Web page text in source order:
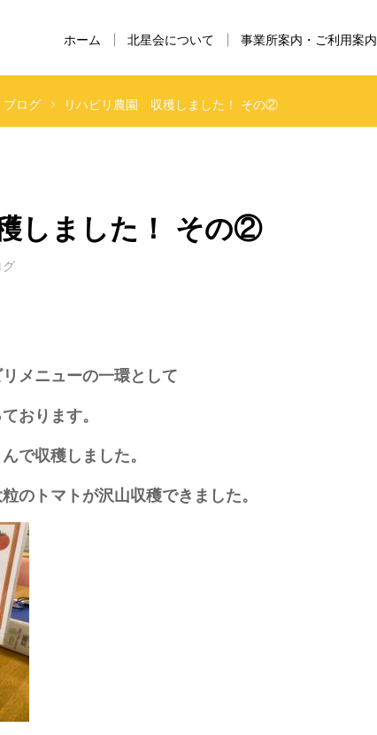
ホーム 北星会について 事業所案内・ご利用案内
ブログ リハビリ農園 収穫しました！ その②
しました！ その②
グ
メニューの一環として
おります。
で収穫しました。
のトマトが沢山収穫できました。